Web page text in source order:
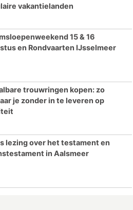
vakantielanden
15 & 16
en Rondvaarten IJsselmeer
trouwringen kopen: zo
je zonder in te leveren op
lezing over het testament en
in Aalsmeer